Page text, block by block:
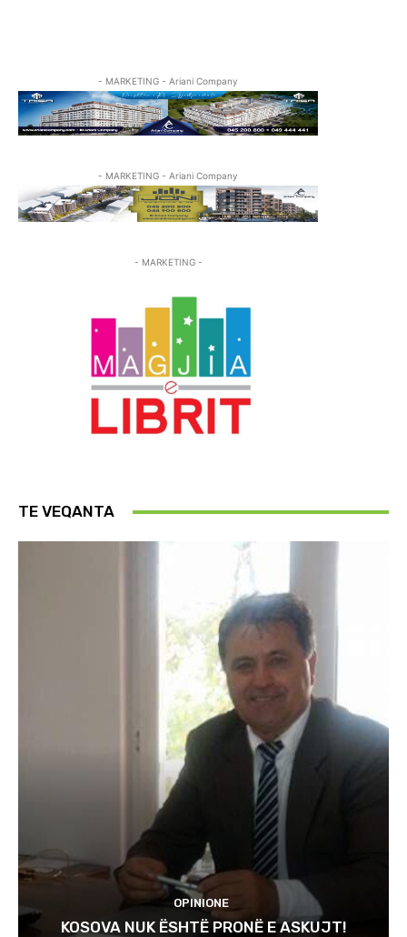
- MARKETING - Ariani Company
- MARKETING - Ariani Company
- MARKETING -
TE VEQANTA
OPINIONE
KOSOVA NUK ËSHTË PRONË E ASKUJT!